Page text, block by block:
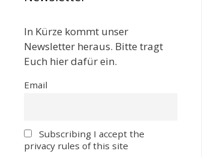
In Kürze kommt unser
Newsletter heraus. Bitte tragt
Euch hier dafür ein.
Email
Subscribing I accept the
privacy rules of this site